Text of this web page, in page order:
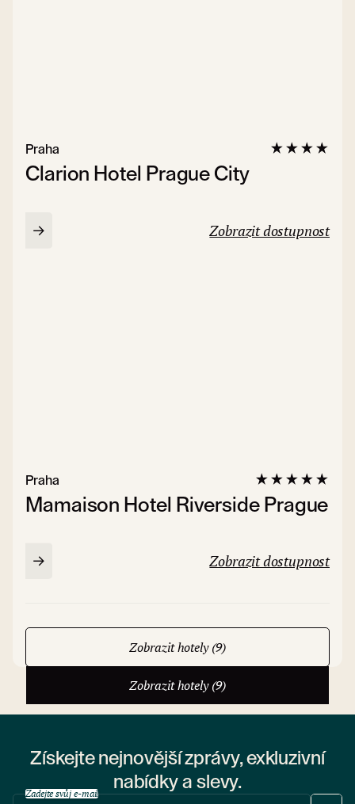
Clarion Hotel Prague City
Praha
Zobrazit dostupnost
Mamaison Hotel Riverside Prague
Praha
Zobrazit dostupnost
Zobrazit hotely (9)
Zobrazit hotely (9)
Získejte nejnovější zprávy, exkluzivní
nabídky a slevy.
Zadejte svůj e-mail